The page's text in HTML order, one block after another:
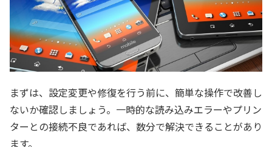
まずは、設定変更や修復を行う前に、簡単な操作で改善し
ないか確認しましょう。一時的な読み込みエラーやプリン
ターとの接続不良であれば、数分で解決できることがあり
ます。